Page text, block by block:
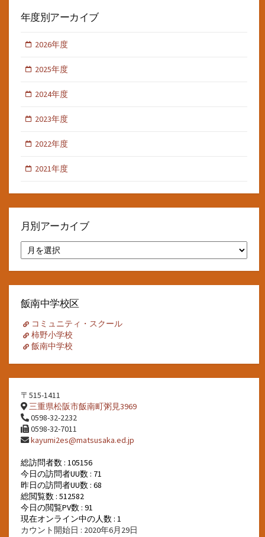
年度別アーカイブ
2026年度
2025年度
2024年度
2023年度
2022年度
2021年度
月別アーカイブ
別
ア
イ
飯南中学校区
コミュニティ・スクール
柿野小学校
飯南中学校
〒515-1411
三重県松阪市飯南町粥見3969
0598-32-2232
0598-32-7011
kayumi2es@matsusaka.ed.jp
総訪問者数 : 105156
今日の訪問者UU数 : 71
昨日の訪問者UU数 : 68
総閲覧数 : 512582
今日の閲覧PV数 : 91
現在オンライン中の人数 : 1
カウント開始日 : 2020年6月29日